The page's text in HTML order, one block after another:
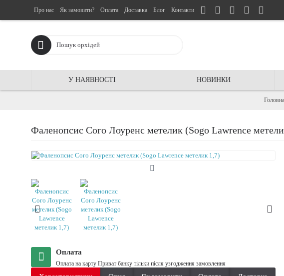
Про нас Як замовити? Оплата Доставка Блог Контакти
У НАЯВНОСТІ НОВИНКИ
Головна
Фаленопсис Сого Лоуренс метелик (Sogo Lawrence
Оплата
Оплата на карту Приват банку тільки після узгодження замовлення